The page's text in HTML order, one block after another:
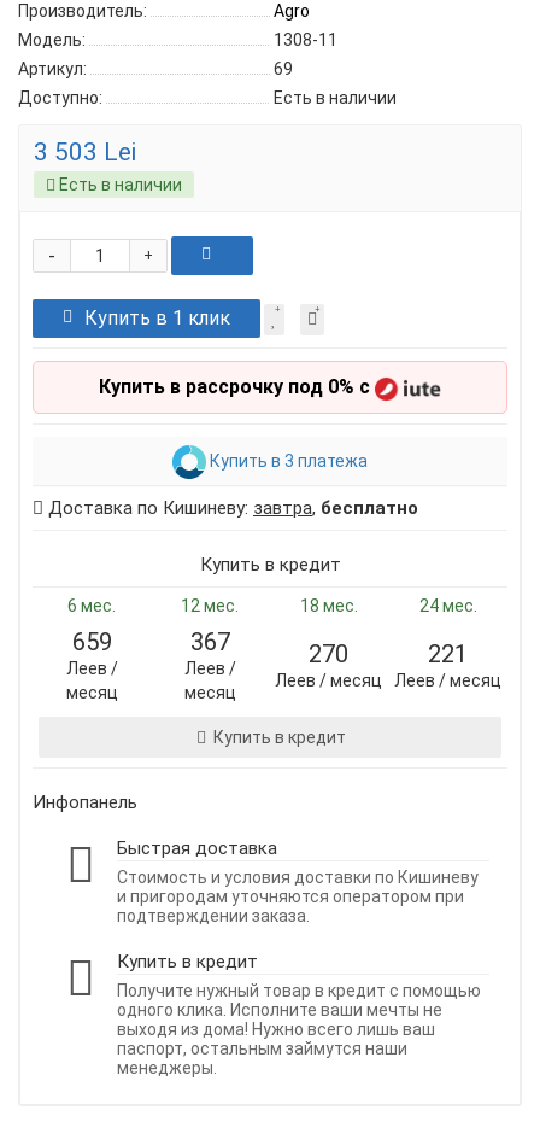
Производитель:
Agro
Модель:
1308-11
Артикул:
69
Доступно:
Есть в наличии
3 503 Lei
Есть в наличии
+
-
Купить в 1 клик
Купить в рассрочку под 0% с
Купить в 3 платежа
Доставка по Кишиневу: завтра, бесплатно
Купить в кредит
6 мес. 12 мес. 18 мес. 24 мес.
659
Леев /
месяц
367
Леев /
месяц
270
Леев / месяц
221
Леев / месяц
Купить в кредит
Инфопанель
Быстрая доставка
Стоимость и условия доставки по Кишиневу
и пригородам уточняются оператором при
подтверждении заказа.
Купить в кредит
Получите нужный товар в кредит с помощью
одного клика. Исполните ваши мечты не
выходя из дома! Нужно всего лишь ваш
паспорт, остальным займутся наши
менеджеры.